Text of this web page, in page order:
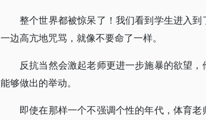
整个世界都被惊呆了！我们看到学生进入
一边高亢地咒骂，就像不要命了一样。
反抗当然会激起老师更进一步施暴的欲望
能够做出的举动。
即使在那样一个不强调个性的年代，体育